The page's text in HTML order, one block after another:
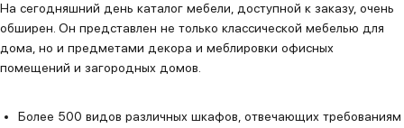
На сегодняшний день каталог мебели, доступной к заказу, очень
обширен. Он представлен не только классической мебелью для
дома, но и предметами декора и меблировки офисных
помещений и загородных домов.
Более 500 видов различных шкафов, отвечающих требованиям